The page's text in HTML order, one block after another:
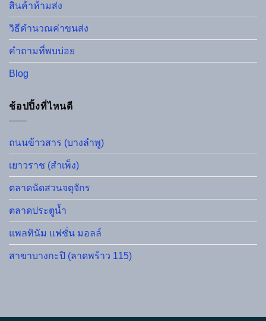
สินค้าห้ามส่ง
วิธีคำนวณค่าขนส่ง
คำถามที่พบบ่อย
Blog
ช้อปปิ้งที่ไหนดี
ถนนข้าวสาร (บางลำพู)
เยาวราช (สำเพ็ง)
ตลาดนัดสวนจตุจักร
ตลาดประตูน้ำ
แพลทินัม แฟชั่น มอลล์
สาขาบางกะปิ (ลาดพร้าว 115)